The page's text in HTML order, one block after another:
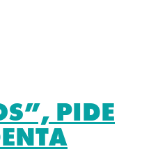
PIDE